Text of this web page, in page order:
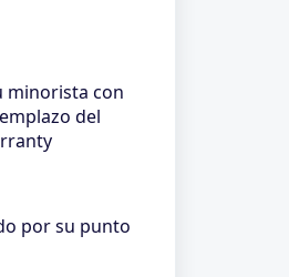
minorista con
del
por su punto